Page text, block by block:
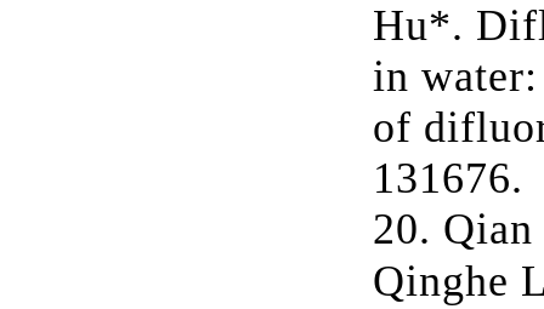
Hu*.
in
of
131676.
20.
Qinghe